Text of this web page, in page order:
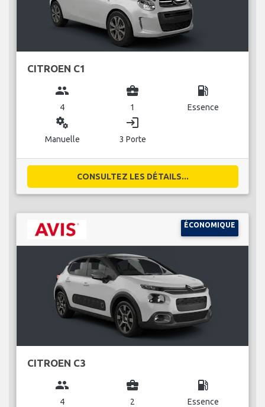
CITROEN C1
group
4
business_center
1
local_gas_station
Essence
miscellaneous_services
Manuelle
login
3 Porte
CONSULTEZ LES DÉTAILS...
ÉCONOMIQUE
CITROEN C3
group
4
business_center
2
local_gas_station
Essence